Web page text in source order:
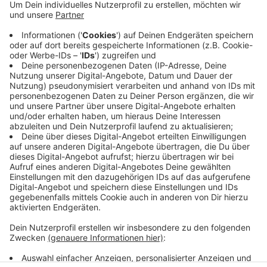
In Hiddingsel war am Abend eine Strohballenpresse
Feuerwehr in Dülmen am Baumschulenweg eine
brennende Hecke an den Bahngleisen. In Lette gab es
an der Bruchstraße einen Brand im Unterholz und
Feldflächen waren in Seppenrade und Ascheberg in
Brand geraten. Menschen wurden nicht verletzt.
Wegen Dürre und Hitze herrscht aktuell eine hohe
Waldbrandgefahr im Kreis Coesfeld.
Anzeige
Anzeige